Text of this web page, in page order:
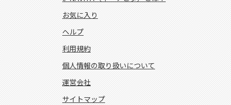
お気に入り
ヘルプ
利用規約
個人情報の取り扱いについて
運営会社
サイトマップ